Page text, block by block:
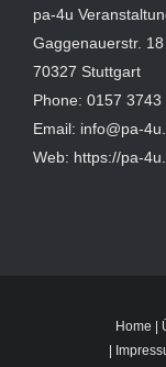
pa-4u
Gaggenauerstr. 18
70327 Stuttgart
Phone: 0157 3743
Email: info@pa-
Web: https://pa-
Home